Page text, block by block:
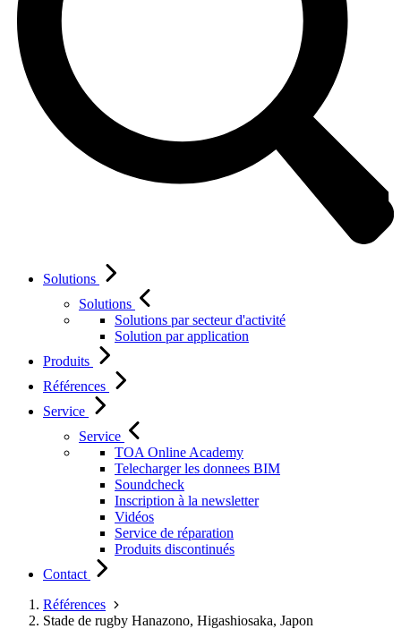
Solutions
Solutions
Solutions par secteur d'activité
Solution par application
Produits
Références
Service
Service
TOA Online Academy
Telecharger les donnees BIM
Soundcheck
Inscription à la newsletter
Vidéos
Service de réparation
Produits discontinués
Contact
Références
Stade de rugby Hanazono, Higashiosaka, Japon